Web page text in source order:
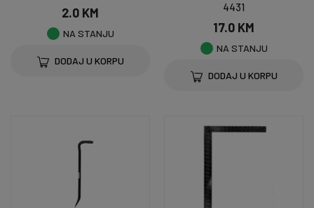
2.0 KM
NA STANJU
DODAJ U KORPU
4431
17.0 KM
NA STANJU
DODAJ U KORPU